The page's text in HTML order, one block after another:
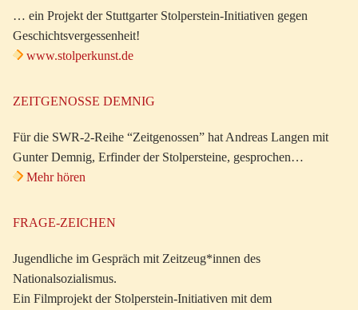
… ein Projekt der Stuttgarter Stolperstein-Initiativen gegen
Geschichtsvergessenheit!
www.stolperkunst.de
ZEITGENOSSE DEMNIG
Für die SWR-2-Reihe “Zeitgenossen” hat Andreas Langen mit
Gunter Demnig, Erfinder der Stolpersteine, gesprochen…
Mehr hören
FRAGE-ZEICHEN
Jugendliche im Gespräch mit Zeitzeug*innen des
Nationalsozialismus.
Ein Filmprojekt der Stolperstein-Initiativen mit dem